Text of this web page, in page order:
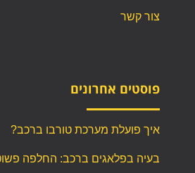
צור קשר
פוסטים אחרונים
איך פועלת מערכת טורבו ברכב?
בעיה בפלאגים ברכב: החלפה